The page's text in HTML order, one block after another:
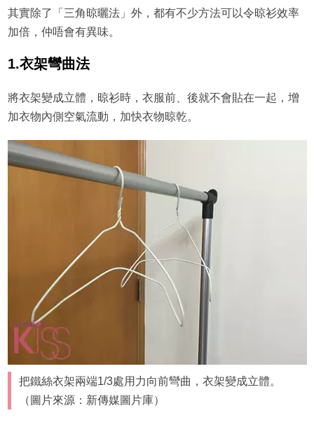
其實除了「三角晾曬法」外，都有不少方法可以令晾衫效率
加倍，仲唔會有異味。
1.衣架彎曲法
將衣架變成立體，晾衫時，衣服前、後就不會貼在一起，增
加衣物內側空氣流動，加快衣物晾乾。
把鐵絲衣架兩端1/3處用力向前彎曲，衣架變成立體。
（圖片來源：新傳媒圖片庫）